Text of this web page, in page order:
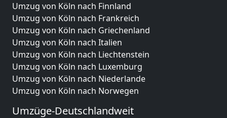
Umzug von Köln nach Finnland
Umzug von Köln nach Frankreich
Umzug von Köln nach Griechenland
Umzug von Köln nach Italien
Umzug von Köln nach Liechtenstein
Umzug von Köln nach Luxemburg
Umzug von Köln nach Niederlande
Umzug von Köln nach Norwegen
Umzüge-Deutschlandweit